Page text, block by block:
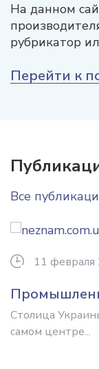
На данном
рубрикатор
Перейти к
Все
11
Столица
самом центре...